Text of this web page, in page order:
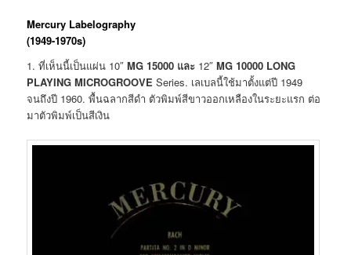
Mercury Labelography
(1949-1970s)
1. ที่เห็นนี้เป็นแผ่น 10″MG 15000 และ 12″MG 10000 LONG
PLAYING MICROGROOVE Series. เลเบลนี้ใช้มาตั้งแต่ปี 1949
จนถึงปี 1960. พื้นฉลากสีดำ ตัวพิมพ์สีขาวออกเหลืองในระยะแรก ต่อ
มาตัวพิมพ์เป็นสีเงิน